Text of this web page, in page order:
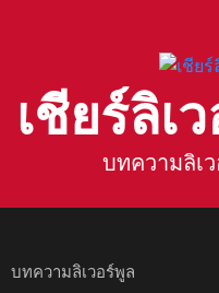
เชียร์ลิเ
บทความลิเ
บทความลิเวอร์พูล